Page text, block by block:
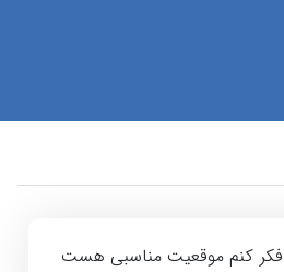
فکر کنم موقعیت مناسبی هست